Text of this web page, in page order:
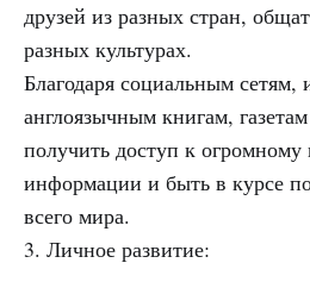
друзей из разных стран,
разных культурах.
Благодаря социальным сетям,
англоязычным книгам,
получить доступ к огромному
информации и быть в курсе
всего мира.
3. Личное развитие: